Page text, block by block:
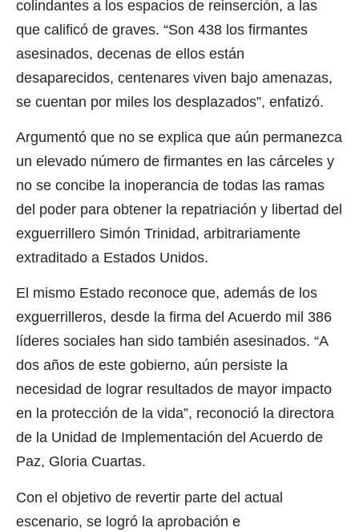
colindantes a los espacios de reinserción, a las
que calificó de graves. “Son 438 los firmantes
asesinados, decenas de ellos están
desaparecidos, centenares viven bajo amenazas,
se cuentan por miles los desplazados”, enfatizó.
Argumentó que no se explica que aún permanezca
un elevado número de firmantes en las cárceles y
no se concibe la inoperancia de todas las ramas
del poder para obtener la repatriación y libertad del
exguerrillero Simón Trinidad, arbitrariamente
extraditado a Estados Unidos.
El mismo Estado reconoce que, además de los
exguerrilleros, desde la firma del Acuerdo mil 386
líderes sociales han sido también asesinados. “A
dos años de este gobierno, aún persiste la
necesidad de lograr resultados de mayor impacto
en la protección de la vida”, reconoció la directora
de la Unidad de Implementación del Acuerdo de
Paz, Gloria Cuartas.
Con el objetivo de revertir parte del actual
escenario, se logró la aprobación e